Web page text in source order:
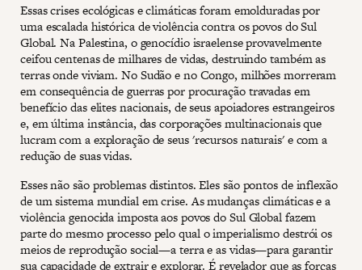
Essas crises ecológicas e climáticas foram emolduradas por
uma escalada histórica de violência contra os povos do Sul
Global. Na Palestina, o genocídio israelense provavelmente
ceifou centenas de milhares de vidas, destruindo também as
terras onde viviam. No Sudão e no Congo, milhões morreram
em consequência de guerras por procuração travadas em
benefício das elites nacionais, de seus apoiadores estrangeiros
e, em última instância, das corporações multinacionais que
lucram com a exploração de seus 'recursos naturais' e com a
redução de suas vidas.
Esses não são problemas distintos. Eles são pontos de inflexão
de um sistema mundial em crise. As mudanças climáticas e a
violência genocida imposta aos povos do Sul Global fazem
parte do mesmo processo pelo qual o imperialismo destrói os
meios de reprodução social—a terra e as vidas—para garantir
sua capacidade de extrair e explorar. É revelador que as forças